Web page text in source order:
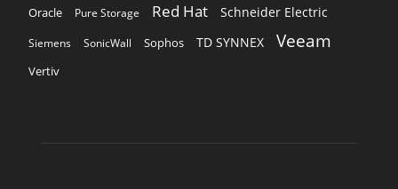
Oracle Pure Storage Red Hat Schneider Electric
Siemens SonicWall Sophos TD SYNNEX Veeam
Vertiv